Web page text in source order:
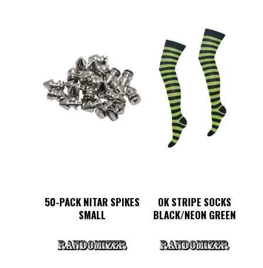
50-PACK NITAR SPIKES
SMALL
OK STRIPE SOCKS
BLACK/NEON GREEN